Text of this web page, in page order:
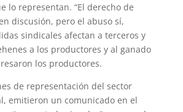
lo representan. “El derecho de
discusión, pero el abuso sí,
sindicales afectan a terceros y
a los productores y al ganado
los productores.
de representación del sector
emitieron un comunicado en el